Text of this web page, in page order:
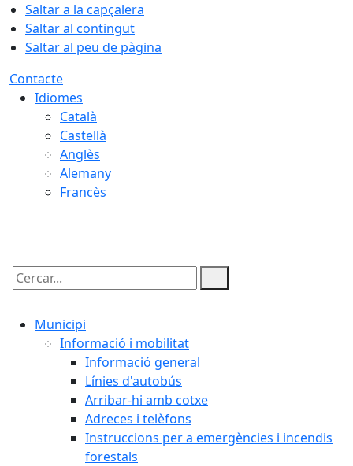
Saltar a la capçalera
Saltar al contingut
Saltar al peu de pàgina
Contacte
Idiomes
Català
Castellà
Anglès
Alemany
Francès
Cercar:
Municipi
Informació i mobilitat
Informació general
Línies d'autobús
Arribar-hi amb cotxe
Adreces i telèfons
Instruccions per a emergències i incendis
forestals